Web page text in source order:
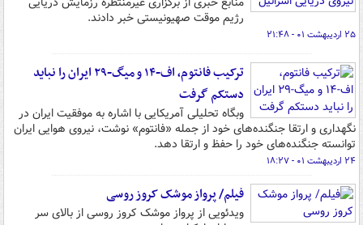
رژیم موقت صهیونیستی خبر دادند.
۲۵ اردیبهشت ۰۱ - ۲۱:۴۸
ترکیب فانتوم، اف-۱۴ و میگ-۲۹ ایران را نباید
دستکم گرفت
وبگاه تحلیلی آمریکایی با اشاره به موفقیت ایران در
نگهداری و ارتقا جنگنده‌های خود از جمله «فانتوم» نوشت، نیروی هوایی ایران
توانسته جنگنده‌های خود را حفظ و ارتقا دهد.
۲۴ اردیبهشت ۰۱ - ۱۸:۲۷
فیلم/ پرواز موشک کروز روسی
ویدئویی از پرواز موشک کروز روسی از بالای سر